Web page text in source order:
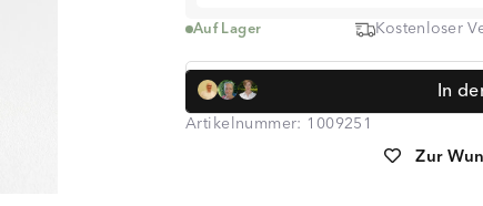
Auf Lager Kostenloser
In
Zur
Dr. med. Simon Feldhaus,
über 320.000 Kunden
Artikelnummer: 1009251